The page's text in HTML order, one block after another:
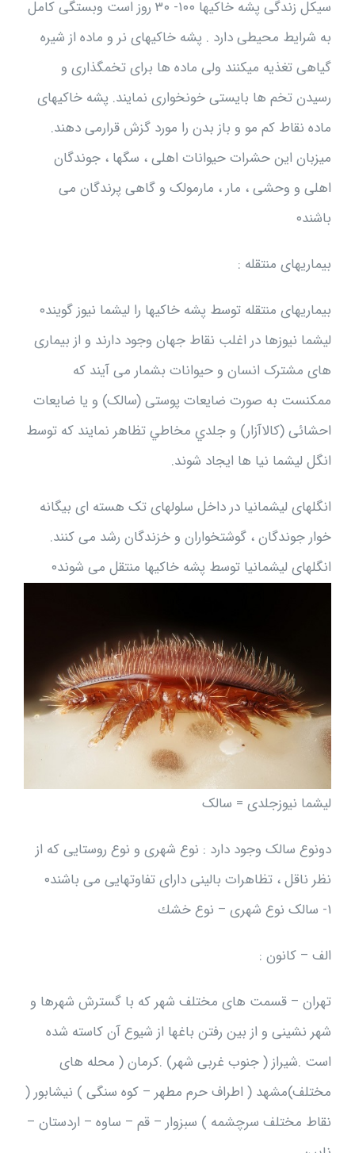
سیکل زندگی پشه خاکیها ۱۰۰- ۳۰ روز است وبستگی کامل
به شرایط محیطی دارد . پشه خاکیهای نر و ماده از شیره
گیاهی تغذیه میکنند ولی ماده ها برای تخمگذاری و
رسیدن تخم ها بایستی خونخواری نمایند. پشه خاکیهای
ماده نقاط کم مو و باز بدن را مورد گزش قرارمی دهند.
میزبان این حشرات حیوانات اهلی ، سگها ، جوندگان
اهلی و وحشی ، مار ، مارمولک و گاهی پرندگان می
باشند۰
بيماريهای منتقله :
بیماریهای منتقله توسط پشه خاکیها را لیشما نیوز گویند۰
لیشما نیوزها در اغلب نقاط جهان وجود دارند و از بیماری
های مشترک انسان و حیوانات بشمار می آیند که
ممكنست به صورت ضایعات پوستی (سالک) و یا ضایعات
احشائی (کالاآزار) و جلدي مخاطي تظاهر نمایند كه توسط
انگل ليشما نیا ها ایجاد شوند.
انگلهای ليشمانیا در داخل سلولهای تک هسته ای بیگانه
خوار جوندگان ، گوشتخواران و خزندگان رشد می کنند.
انگلهای لیشمانیا توسط پشه خاکیها منتقل می شوند۰
ليشما نيوزجلدی = سالک
دونوع سالک وجود دارد : نوع شهری و نوع روستایی که از
نظر ناقل ، تظاهرات بالینی دارای تفاوتهایی می باشند۰
۱- سالک نوع شهری – نوع خشك
الف – کانون :
تهران – قسمت های مختلف شهر که با گسترش شهرها و
شهر نشینی و از بین رفتن باغها از شیوع آن کاسته شده
است .شیراز ( جنوب غربی شهر) .کرمان ( محله های
مختلف)مشهد ( اطراف حرم مطهر – کوه سنگی ) نیشابور (
نقاط مختلف سرچشمه ) سبزوار – قم – ساوه – اردستان –